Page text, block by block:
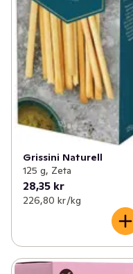
Grissini Naturell
125 g, Zeta
28,35 kr
226,80 kr /kg